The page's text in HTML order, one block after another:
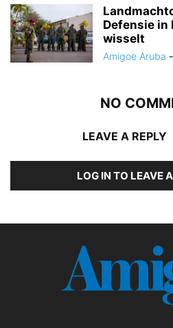
Defensie in
wisselt
Amigoe Aruba -
NO
LEAVE A REPLY
LOG IN TO LEAVE